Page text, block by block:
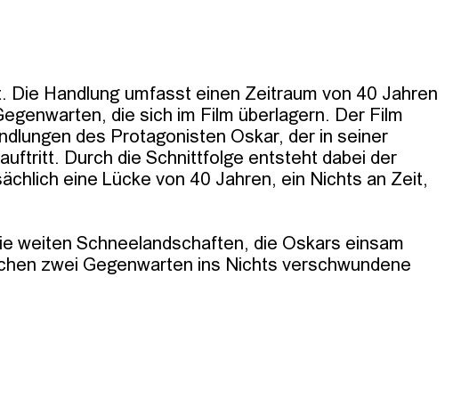
Handlung umfasst einen Zeitraum von 40 Jahren
die sich im Film überlagern. Der Film
des Protagonisten Oskar, der in seiner
Durch die Schnittfolge entsteht dabei der
eine Lücke von 40 Jahren, ein Nichts an Zeit,
weiten Schneelandschaften, die Oskars einsam
zwei Gegenwarten ins Nichts verschwundene